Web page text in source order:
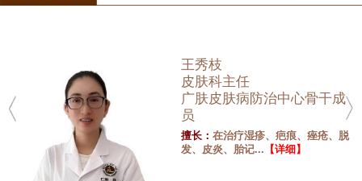
王秀枝
皮肤科主任
广肤皮肤病防治中心骨干成
员
擅长：在治疗湿疹、疤痕、痤疮、脱
发、皮炎、胎记... 【详细】